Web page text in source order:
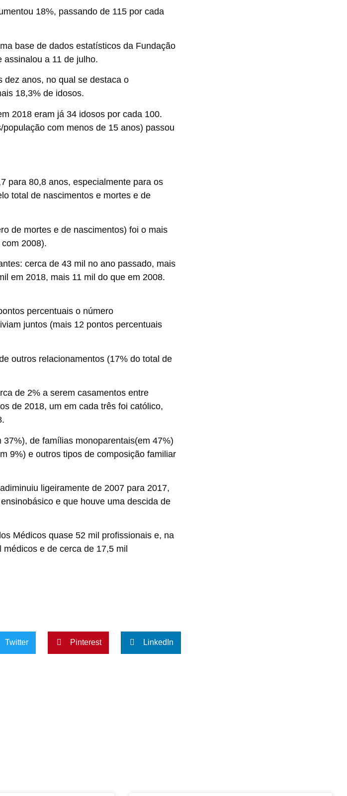
18%, passando de 115 por cada
base de dados estatísticos da Fundação
a 11 de julho.
dez anos, no qual se destaca o
18,3% de idosos.
2018 eram já 34 idosos por cada 100.
com menos de 15 anos) passou
para 80,8 anos, especialmente para os
total de nascimentos e mortes e de
de mortes e de nascimentos) foi o mais
2008).
: cerca de 43 mil no ano passado, mais
em 2018, mais 11 mil do que em 2008.
percentuais o número
juntos (mais 12 pontos percentuais
outros relacionamentos (17% do total de
de 2% a serem casamentos entre
de 2018, um em cada três foi católico,
37%), de famílias monoparentais(em 47%)
9%) e outros tipos de composição familiar
diminuiu ligeiramente de 2007 para 2017,
ensinobásico e que houve uma descida de
Médicos quase 52 mil profissionais e, na
e de cerca de 17,5 mil
Twitter Pinterest LinkedIn